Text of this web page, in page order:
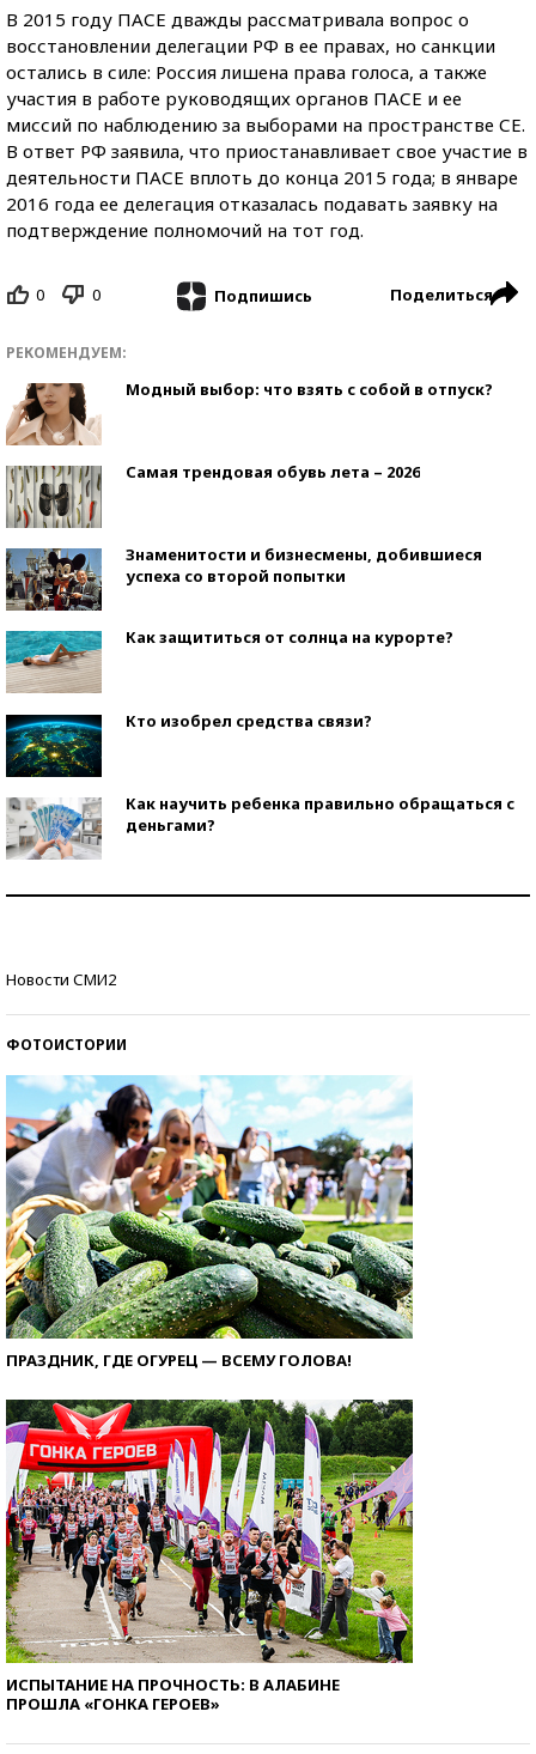
В 2015 году ПАСЕ дважды рассматривала вопрос о
восстановлении делегации РФ в ее правах, но санкции
остались в силе: Россия лишена права голоса, а также
участия в работе руководящих органов ПАСЕ и ее
миссий по наблюдению за выборами на пространстве СЕ.
В ответ РФ заявила, что приостанавливает свое участие в
деятельности ПАСЕ вплоть до конца 2015 года; в январе
2016 года ее делегация отказалась подавать заявку на
подтверждение полномочий на тот год.
0 0 Подпишись Поделиться
РЕКОМЕНДУЕМ:
Модный выбор: что взять с собой в отпуск?
Самая трендовая обувь лета – 2026
Знаменитости и бизнесмены, добившиеся
успеха со второй попытки
Как защититься от солнца на курорте?
Кто изобрел средства связи?
Как научить ребенка правильно обращаться с
деньгами?
Новости СМИ2
ФОТОИСТОРИИ
ПРАЗДНИК, ГДЕ ОГУРЕЦ — ВСЕМУ ГОЛОВА!
ИСПЫТАНИЕ НА ПРОЧНОСТЬ: В АЛАБИНЕ
ПРОШЛА «ГОНКА ГЕРОЕВ»